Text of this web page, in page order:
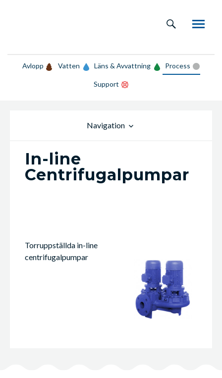
Avlopp Vatten Läns & Avvattning Process
Support
Navigation
In-line
Centrifugalpumpar
Torruppställda in-line
centrifugalpumpar